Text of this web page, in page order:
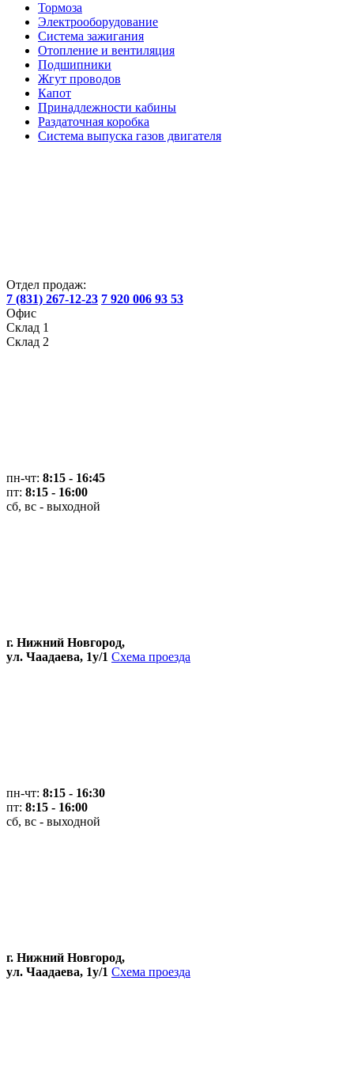
Тормоза
Электрооборудование
Система зажигания
Отопление и вентиляция
Подшипники
Жгут проводов
Капот
Принадлежности кабины
Раздаточная коробка
Система выпуска газов двигателя
Отдел продаж:
7 (831) 267-12-23 7 920 006 93 53
Офис
Склад 1
Склад 2
пн-чт: 8:15 - 16:45
пт: 8:15 - 16:00
сб, вс - выходной
г. Нижний Новгород,
ул. Чаадаева, 1у/1 Схема проезда
пн-чт: 8:15 - 16:30
пт: 8:15 - 16:00
сб, вс - выходной
г. Нижний Новгород,
ул. Чаадаева, 1у/1 Схема проезда